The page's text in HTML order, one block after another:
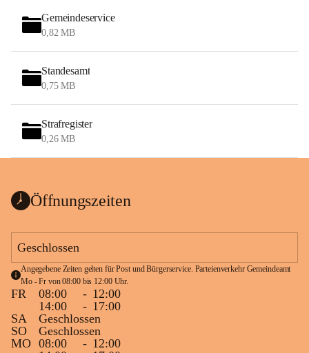
Gemeindeservice
0,82 MB
Standesamt
0,75 MB
Strafregister
0,26 MB
Öffnungszeiten
Geschlossen
Angegebene Zeiten gelten für Post und Bürgerservice. Parteienverkehr Gemeindeamt
Mo - Fr von 08:00 bis 12:00 Uhr.
FR 08:00 - 12:00
14:00
- 17:00
SA
Geschlossen
SO
Geschlossen
MO 08:00 - 12:00